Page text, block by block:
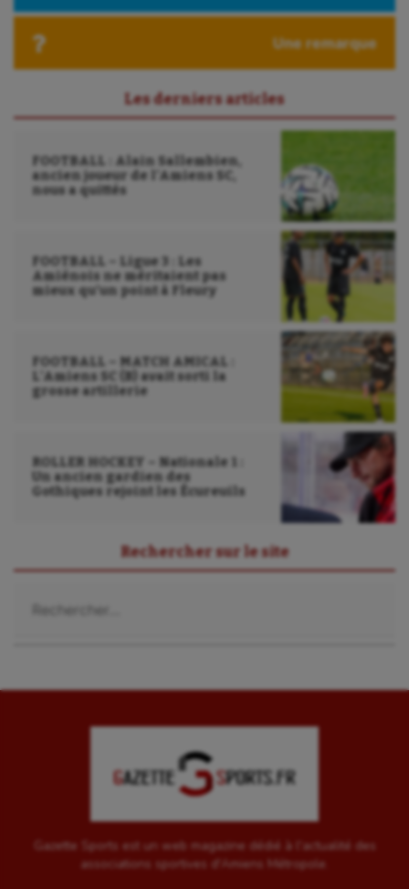
Paddle
Pétanque
Plongée
Randonnée / Marche
Sarbacane
Sauvetage sportif
Sport handicap
Sport-santé
Tir à l'arc
Water-polo
Une remarque
Les derniers articles
FOOTBALL : Alain Sallembien,
ancien joueur de l’Amiens SC,
nous a quittés
FOOTBALL – Ligue 3 : Les
Amiénois ne méritaient pas
mieux qu’un point à Fleury
FOOTBALL – MATCH AMICAL :
L’Amiens SC (B) avait sorti la
grosse artillerie
ROLLER HOCKEY – Nationale 1 :
Un ancien gardien des
Gothiques rejoint les Écureuils
Rechercher sur le site
Gazette Sports est un web magazine dédié à l'actualité des
associations sportives d'Amiens Métropole.